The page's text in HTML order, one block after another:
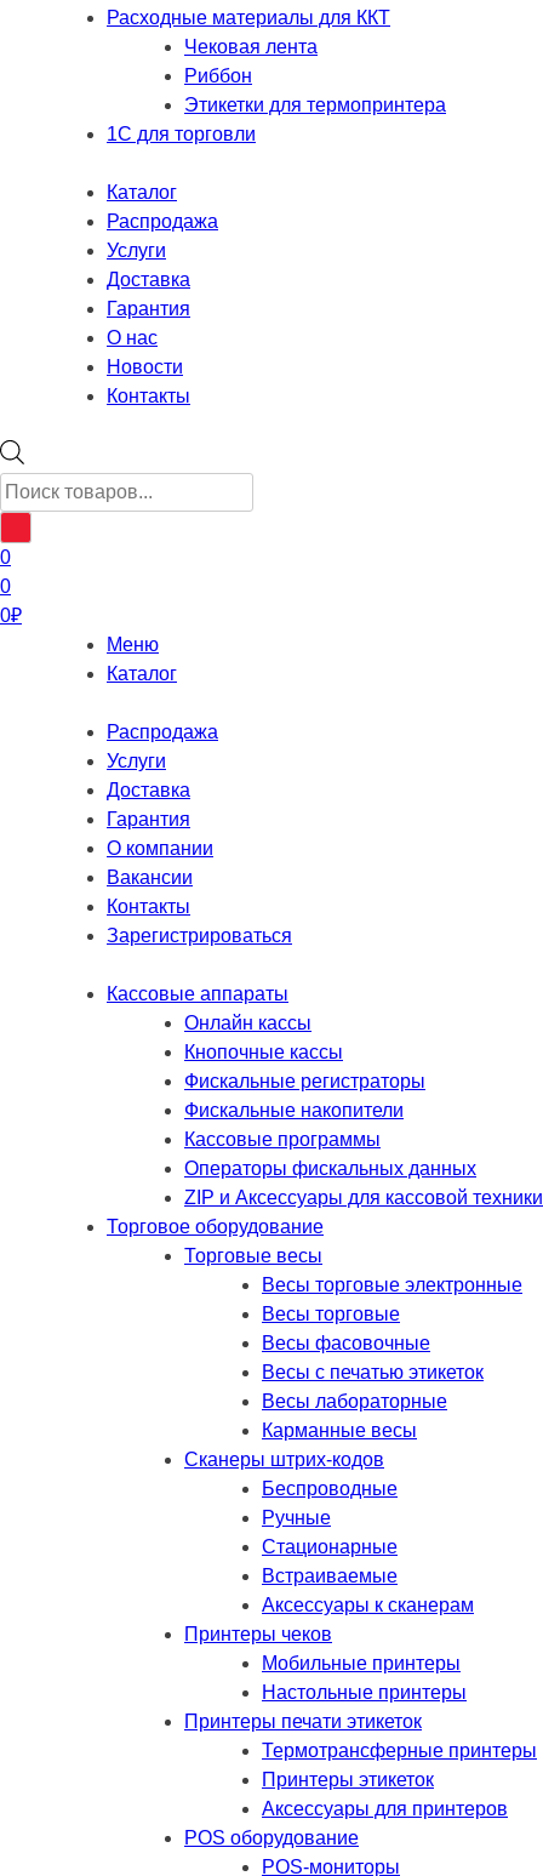
Расходные материалы для ККТ
Чековая лента
Риббон
Этикетки для термопринтера
1С для торговли
Каталог
Распродажа
Услуги
Доставка
Гарантия
О нас
Новости
Контакты
Поиск
товаров
0
0
0₽
Меню
Каталог
Распродажа
Услуги
Доставка
Гарантия
О компании
Вакансии
Контакты
Зарегистрироваться
Кассовые аппараты
Онлайн кассы
Кнопочные кассы
Фискальные регистраторы
Фискальные накопители
Кассовые программы
Операторы фискальных данных
ZIP и Аксессуары для кассовой техники
Торговое оборудование
Торговые весы
Весы торговые электронные
Весы торговые
Весы фасовочные
Весы с печатью этикеток
Весы лабораторные
Карманные весы
Сканеры штрих-кодов
Беспроводные
Ручные
Стационарные
Встраиваемые
Аксессуары к сканерам
Принтеры чеков
Мобильные принтеры
Настольные принтеры
Принтеры печати этикеток
Термотрансферные принтеры
Принтеры этикеток
Аксессуары для принтеров
POS оборудование
POS-мониторы